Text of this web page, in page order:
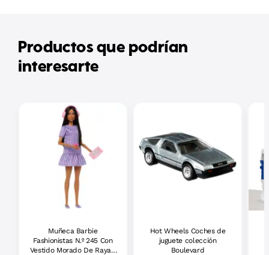
Productos que podrían
interesarte
Muñeca Barbie
Fashionistas N.º 245 Con
Vestido Morado De Rayas,
Hot Wheels Coches de
juguete colección
Boulevard